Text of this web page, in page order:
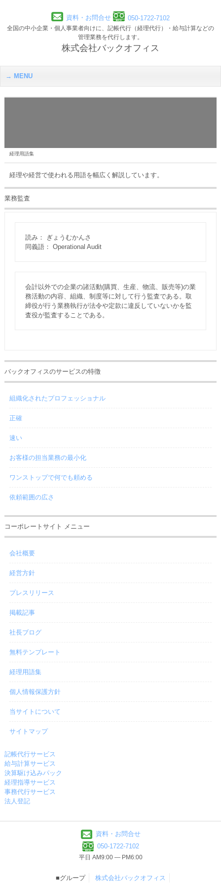
資料・お問合せ 050-1722-7102
全国の中小企業・個人事業者向けに、記帳代行（経理代行）・給与計算などの
管理業務を代行します。
株式会社バックオフィス
MENU
経理用語集
経理や経営で使われる用語を幅広く解説しています。
業務監査
読み： ぎょうむかんさ
同義語： Operational Audit
会計以外での企業の諸活動(購買、生産、物流、販売等)の業
務活動の内容、組織、制度等に対して行う監査である。取
締役が行う業務執行が法令や定款に違反していないかを監
査役が監査することである。
バックオフィスのサービスの特徴
組織化されたプロフェッショナル
正確
速い
お客様の担当業務の最小化
ワンストップで何でも頼める
依頼範囲の広さ
コーポレートサイト メニュー
会社概要
経営方針
プレスリリース
掲載記事
社長ブログ
無料テンプレート
経理用語集
個人情報保護方針
当サイトについて
サイトマップ
記帳代行サービス
給与計算サービス
決算駆け込みパック
経理指導サービス
事務代行サービス
法人登記
資料・お問合せ
050-1722-7102
平日 AM9:00 ― PM6:00
■グループ 株式会社バックオフィス